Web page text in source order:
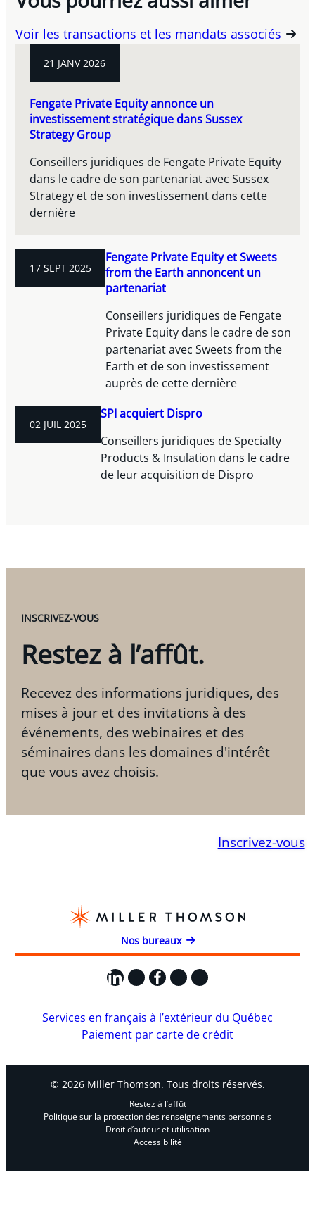
Voir les transactions et les mandats associés
21 JANV 2026
Fengate Private Equity annonce un
investissement stratégique dans Sussex
Strategy Group
Conseillers juridiques de Fengate Private Equity
dans le cadre de son partenariat avec Sussex
Strategy et de son investissement dans cette
dernière
17 SEPT 2025
Fengate Private Equity et Sweets
from the Earth annoncent un
partenariat
Conseillers juridiques de Fengate
Private Equity dans le cadre de son
partenariat avec Sweets from the
Earth et de son investissement
auprès de cette dernière
02 JUIL 2025
SPI acquiert Dispro
Conseillers juridiques de Specialty
Products & Insulation dans le cadre
de leur acquisition de Dispro
INSCRIVEZ-VOUS
Restez à l’affût.
Recevez des informations juridiques, des
mises à jour et des invitations à des
événements, des webinaires et des
séminaires dans les domaines d'intérêt
que vous avez choisis.
Inscrivez-vous
Nos bureaux
LinkedIn
X Facebook
Instagram
YouTube
Services en français à l’extérieur du Québec
Paiement par carte de crédit
© 2026 Miller Thomson. Tous droits réservés.
Restez à l’affût
Politique sur la protection des renseignements personnels
Droit d’auteur et utilisation
Accessibilité